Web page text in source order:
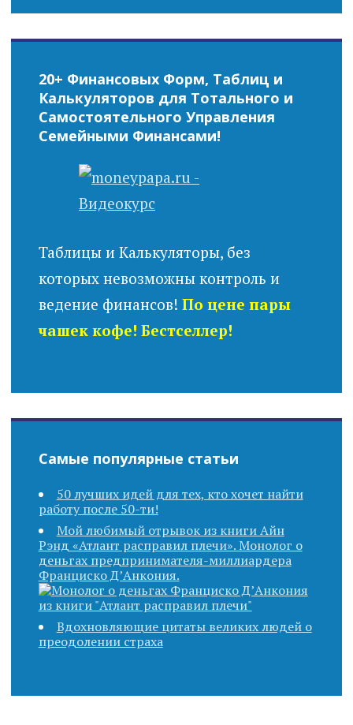
20+ Финансовых Форм, Таблиц и
Калькуляторов для Тотального и
Самостоятельного Управления
Семейными Финансами!
Таблицы и Калькуляторы, без
которых невозможны контроль и
ведение финансов! По цене пары
чашек кофе! Бестселлер!
Самые популярные статьи
50 лучших идей для тех, кто хочет найти
работу после 50-ти!
Мой любимый отрывок из книги Айн
Рэнд «Атлант расправил плечи». Монолог о
деньгах предпринимателя-миллиардера
Франциско Д’Анкония.
Вдохновляющие цитаты великих людей о
преодолении страха